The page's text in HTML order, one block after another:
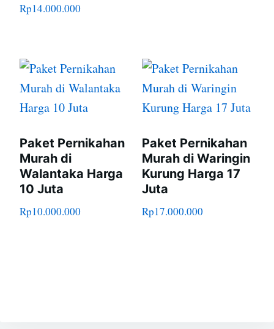
Rp14.000.000
Paket Pernikahan
Murah di
Walantaka Harga
10 Juta
Rp10.000.000
Paket Pernikahan
Murah di Waringin
Kurung Harga 17
Juta
Rp17.000.000